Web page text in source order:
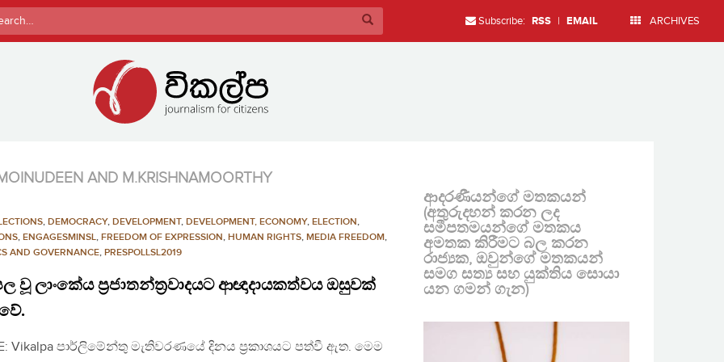
Subscribe: RSS | EMAIL ARCHIVES
AND M.KRISHNAMOORTHY
, DEMOCRACY, DEVELOPMENT, DEVELOPMENT, ECONOMY, ELECTION,
, ENGAGESMINSL, FREEDOM OF EXPRESSION, HUMAN RIGHTS, MEDIA FREEDOM,
AND GOVERNANCE, PRESPOLLSL2019
වූ ලාංකේය ප්‍රජාතන්ත්‍රවාදයට ආඥාදායකත්වය ඔසුවක්
Vikalpa පාර්ලිමේන්තු මැතිවරණයේ දිනය ප්‍රකාශයට පත්වී ඇත. මෙම
ආදරණීයන්ගේ මතකයන්
(අතුරුදහන් කරන ලද
සමීපතමයන්ගේ මතකය
අමතක කිරීමට බල කරන
රාජ්‍යක, ඔවුන්ගේ මතකයන්
සමග සත්‍ය සහ යුක්තිය සොයා
යන ගමන් ගැන)